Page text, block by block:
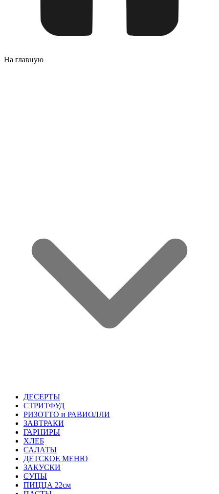
На главную
ДЕСЕРТЫ
СТРИТФУД
РИЗОТТО и РАВИОЛЛИ
ЗАВТРАКИ
ГАРНИРЫ
ХЛЕБ
САЛАТЫ
ДЕТСКОЕ МЕНЮ
ЗАКУСКИ
СУПЫ
ПИЦЦА 22см